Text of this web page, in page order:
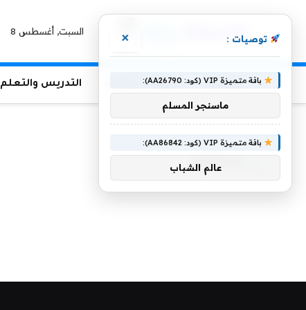
السبت, أغسطس 8
الرئيسية منوعات التعليم التدريس والتعلم
الرئيسية»
minesin
MINESIN
توصيات : ×
باقة متميزة VIP (كود: AA26790):
ماسنجر المسلم
باقة متميزة VIP (كود: AA86842):
عالم الشباب